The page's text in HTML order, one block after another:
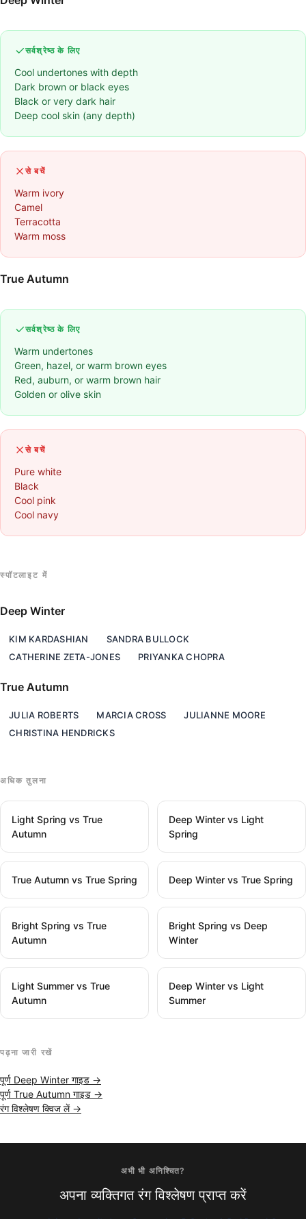
सर्वश्रेष्ठ के लिए
Cool undertones with depth
Dark brown or black eyes
Black or very dark hair
Deep cool skin (any depth)
से बचें
Warm ivory
Camel
Terracotta
Warm moss
True Autumn
सर्वश्रेष्ठ के लिए
Warm undertones
Green, hazel, or warm brown eyes
Red, auburn, or warm brown hair
Golden or olive skin
से बचें
Pure white
Black
Cool pink
Cool navy
स्पॉटलाइट में
Deep Winter
KIM KARDASHIAN
SANDRA BULLOCK
CATHERINE ZETA-JONES
PRIYANKA CHOPRA
True Autumn
JULIA ROBERTS MARCIA CROSS
JULIANNE MOORE
CHRISTINA HENDRICKS
अधिक तुलना
Light Spring vs True
Autumn
Deep Winter vs Light
Spring
True Autumn vs True Spring Deep Winter vs True Spring
Bright Spring vs True
Autumn
Bright Spring vs Deep
Winter
Light Summer vs True
Autumn
Deep Winter vs Light
Summer
पढ़ना जारी रखें
पूर्ण Deep Winter गाइड →
पूर्ण True Autumn गाइड →
रंग विश्लेषण क्विज लें →
अभी भी अनिश्चित?
अपना व्यक्तिगत रंग विश्लेषण प्राप्त करें